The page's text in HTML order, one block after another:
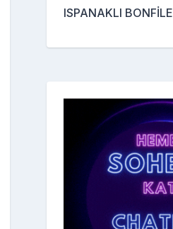
ISPANAKLI BONFİLE